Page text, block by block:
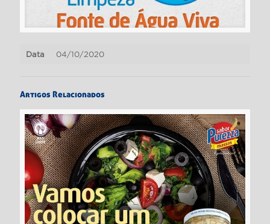
Data 04/10/2020
Artigos Relacionados